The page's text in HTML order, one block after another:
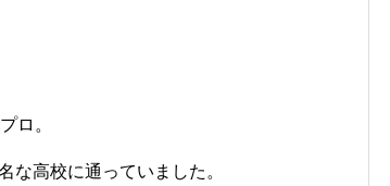
ロ。
な高校に通っていました。